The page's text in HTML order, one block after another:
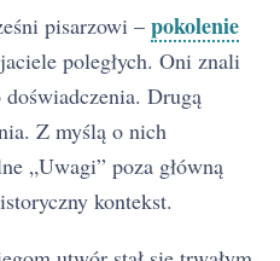
pisarzowi – pokolenie
poległych. Oni znali
doświadczenia. Drugą
Z myślą o nich
„Uwagi” poza główną
kontekst.